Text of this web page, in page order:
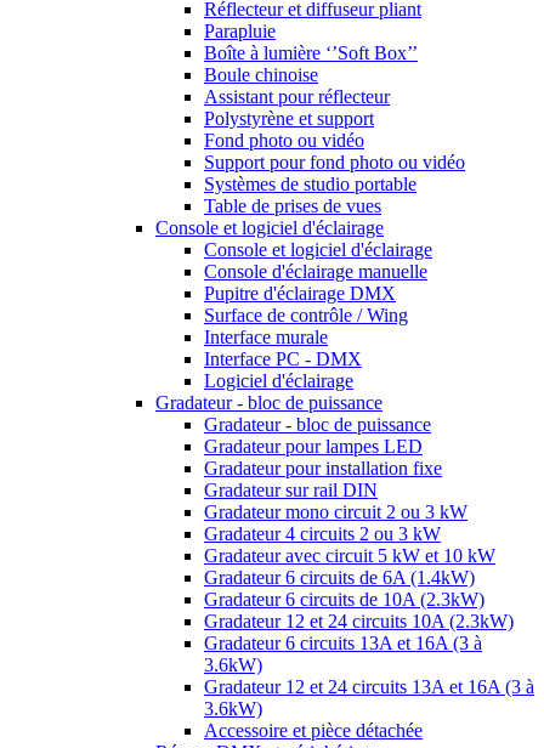
Réflecteur et diffuseur pliant
Parapluie
Boîte à lumière ‘’Soft Box’’
Boule chinoise
Assistant pour réflecteur
Polystyrène et support
Fond photo ou vidéo
Support pour fond photo ou vidéo
Systèmes de studio portable
Table de prises de vues
Console et logiciel d'éclairage
Console et logiciel d'éclairage
Console d'éclairage manuelle
Pupitre d'éclairage DMX
Surface de contrôle / Wing
Interface murale
Interface PC - DMX
Logiciel d'éclairage
Gradateur - bloc de puissance
Gradateur - bloc de puissance
Gradateur pour lampes LED
Gradateur pour installation fixe
Gradateur sur rail DIN
Gradateur mono circuit 2 ou 3 kW
Gradateur 4 circuits 2 ou 3 kW
Gradateur avec circuit 5 kW et 10 kW
Gradateur 6 circuits de 6A (1.4kW)
Gradateur 6 circuits de 10A (2.3kW)
Gradateur 12 et 24 circuits 10A (2.3kW)
Gradateur 6 circuits 13A et 16A (3 à
3.6kW)
Gradateur 12 et 24 circuits 13A et 16A (3 à
3.6kW)
Accessoire et pièce détachée